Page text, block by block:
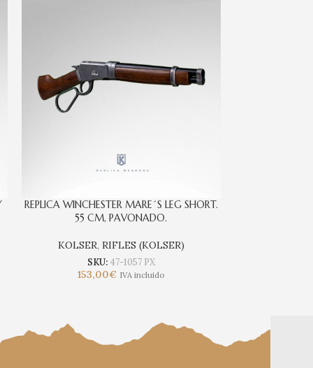
REPLICA WINCHESTER MARE´S LEG SHORT.
55 CM, PAVONADO.
KOLSER, RIFLES (KOLSER)
SKU: 47-1057 PX
153,00€ IVA incluido